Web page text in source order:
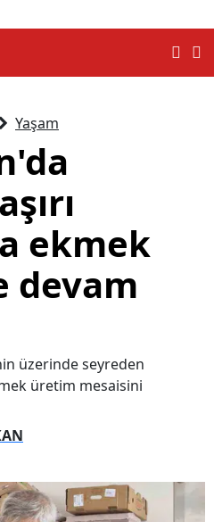
Yaşam
ekmek
devam
üzerinde seyreden
üretim mesaisini